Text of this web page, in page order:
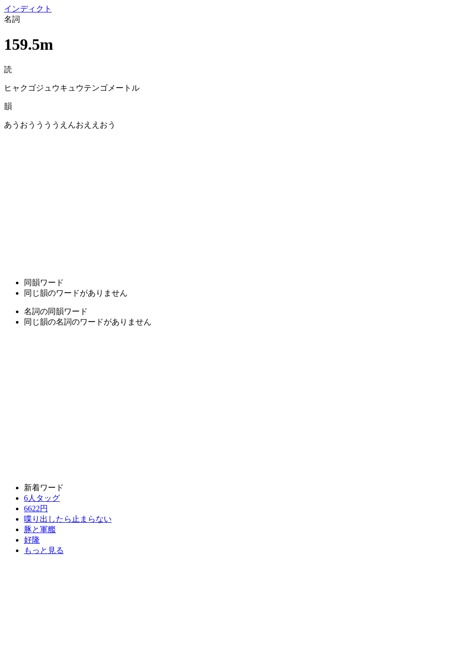
インディクト
名詞
159.5m
読
ヒャクゴジュウキュウテンゴメートル
韻
あうおううううえんおええおう
同韻ワード
同じ韻のワードがありません
名詞の同韻ワード
同じ韻の名詞のワードがありません
新着ワード
6人タッグ
6622円
喋り出したら止まらない
豚と軍艦
好隆
もっと見る